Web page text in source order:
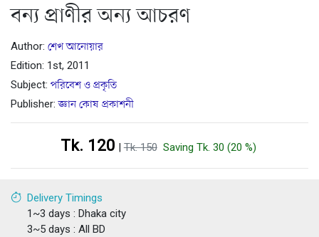
বন্য প্রাণীর অন্য আচরণ
Author: শেখ আনোয়ার
Edition: 1st, 2011
Subject: পরিবেশ ও প্রকৃতি
Publisher:জ্ঞান কোষ প্রকাশনী
Tk. 120 |Tk. 150 Saving Tk. 30 (20 %)
Delivery Timings
1~3 days : Dhaka city
3~5 days : All BD